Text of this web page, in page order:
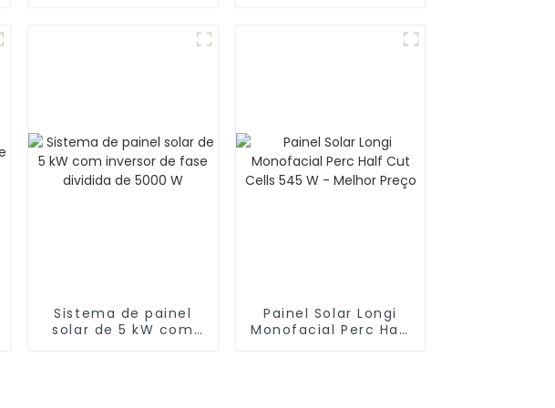
Sistema de painel
solar de 5 kW com
Painel Solar Longi
Monofacial Perc Half